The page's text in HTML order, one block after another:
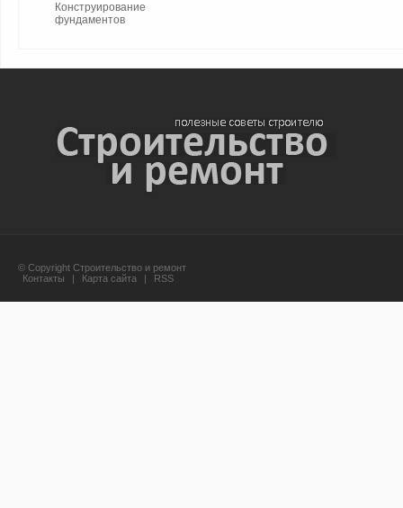
Конструирование
фундаментов
© Copyright Строительство и ремонт
Контакты
| Карта сайта | RSS